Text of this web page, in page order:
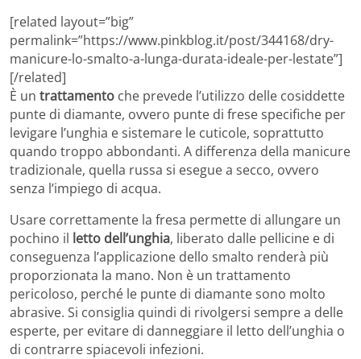
[related layout=”big”
permalink=”https://www.pinkblog.it/post/344168/dry-
manicure-lo-smalto-a-lunga-durata-ideale-per-lestate”]
[/related]
È un trattamento che prevede l’utilizzo delle cosiddette
punte di diamante, ovvero punte di frese specifiche per
levigare l’unghia e sistemare le cuticole, soprattutto
quando troppo abbondanti. A differenza della manicure
tradizionale, quella russa si esegue a secco, ovvero
senza l’impiego di acqua.
Usare correttamente la fresa permette di allungare un
pochino il letto dell’unghia, liberato dalle pellicine e di
conseguenza l’applicazione dello smalto renderà più
proporzionata la mano. Non è un trattamento
pericoloso, perché le punte di diamante sono molto
abrasive. Si consiglia quindi di rivolgersi sempre a delle
esperte, per evitare di danneggiare il letto dell’unghia o
di contrarre spiacevoli infezioni.